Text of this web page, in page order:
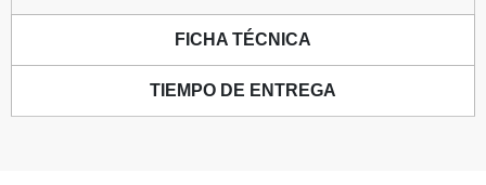
FICHA TÉCNICA
TIEMPO DE ENTREGA